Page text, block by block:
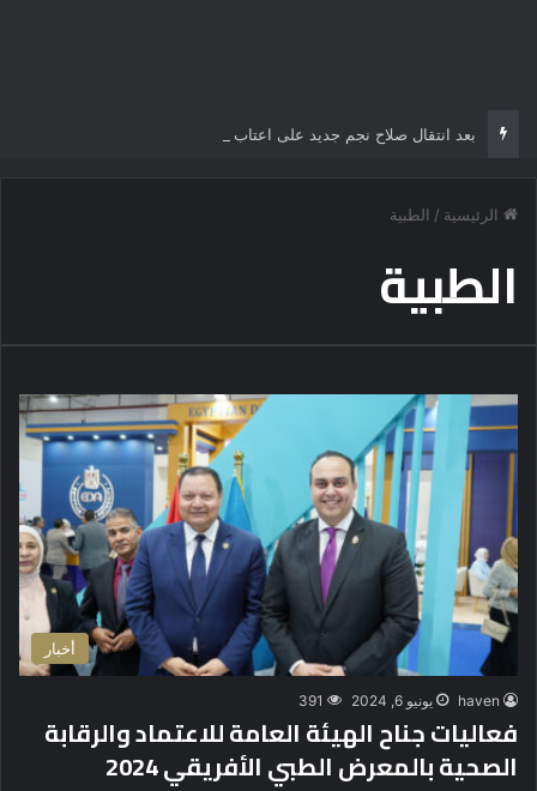
بعد انتقال صلاح نجم جديد على اعتاب الدوري التركي
الرئيسية / الطبية
الطبية
أخبار
haven يونيو 6, 2024 391
فعاليات جناح الهيئة العامة للاعتماد والرقابة
الصحية بالمعرض الطبي الأفريقي 2024